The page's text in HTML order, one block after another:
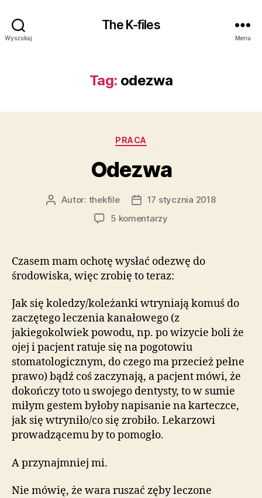
Wyszukaj
The K-files
Menu
Tag: odezwa
Kategorie
PRACA
Odezwa
AutorAutor: thekfile
Data17 stycznia 2018
5 komentarzydo
Czasem mam ochotę wysłać odezwę do
środowiska, więc zrobię to teraz:
Jak się koledzy/koleżanki wtryniają komuś do
zaczętego leczenia kanałowego (z
jakiegokolwiek powodu, np. po wizycie boli że
ojej i pacjent ratuje się na pogotowiu
stomatologicznym, do czego ma przecież pełne
prawo) bądź coś zaczynają, a pacjent mówi, że
dokończy toto u swojego dentysty, to w sumie
miłym gestem byłoby napisanie na karteczce,
jak się wtryniło/co się zrobiło. Lekarzowi
prowadzącemu by to pomogło.
A przynajmniej mi.
Nie mówię, że wara ruszać zęby leczone